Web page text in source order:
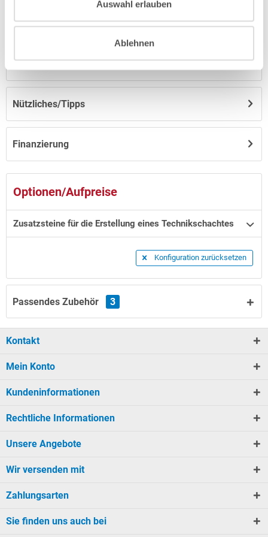
Auswahl erlauben
Ablehnen
Finanzierung
Anleitungen/Datenblätter
Hinweise zum Versand / zur Lagerung
Nützliches/Tipps
Optionen/Aufpreise
Zusatzsteine für die Erstellung eines Technikschachtes
Konfiguration zurücksetzen
Passendes Zubehör 3
Kontakt
Mein Konto
Kundeninformationen
Rechtliche Informationen
Unsere Angebote
Wir versenden mit
Zahlungsarten
Sie finden uns auch bei